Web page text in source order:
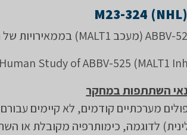
M23-324 (NHL)
השתתפות במחקר
מערכתיים קודמים, לא קיימים עבורם
לדוגמה, כימותרפיה מקובלת או